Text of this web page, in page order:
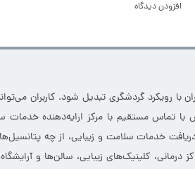
افزودن دیدگاه
رویکرد گردشگری تبدیل شود. کاربران
تماس مستقیم با مرکز ارایه‌دهنده خدمات
خدمات سلامت و زیبایی، از چه
کلینیک‌های زیبایی، سالن‌ها و